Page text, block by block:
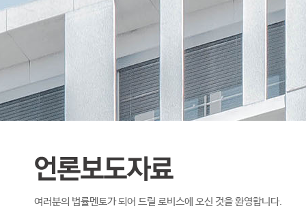
여러분의 법률멘토가 되어 드릴 로비스에 오신 것을 환영합니다.